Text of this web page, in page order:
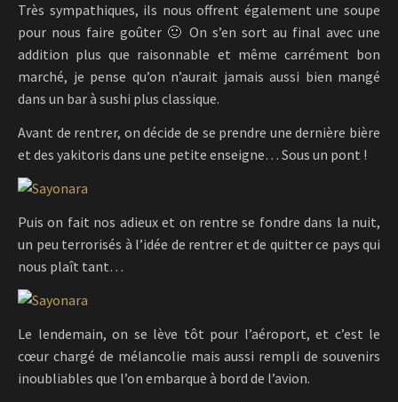
Très sympathiques, ils nous offrent également une soupe
pour nous faire goûter 🙂 On s’en sort au final avec une
addition plus que raisonnable et même carrément bon
marché, je pense qu’on n’aurait jamais aussi bien mangé
dans un bar à sushi plus classique.
Avant de rentrer, on décide de se prendre une dernière bière
et des yakitoris dans une petite enseigne… Sous un pont !
Puis on fait nos adieux et on rentre se fondre dans la nuit,
un peu terrorisés à l’idée de rentrer et de quitter ce pays qui
nous plaît tant…
Le lendemain, on se lève tôt pour l’aéroport, et c’est le
cœur chargé de mélancolie mais aussi rempli de souvenirs
inoubliables que l’on embarque à bord de l’avion.